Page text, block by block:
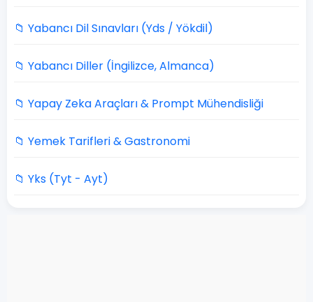
📁 Yabancı Dil Sınavları (Yds / Yökdil)
📁 Yabancı Diller (İngilizce, Almanca)
📁 Yapay Zeka Araçları & Prompt Mühendisliği
📁 Yemek Tarifleri & Gastronomi
📁 Yks (Tyt - Ayt)